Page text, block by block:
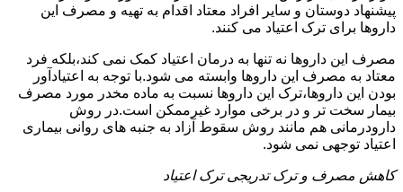
پیشنهاد دوستان و سایر افراد معتاد اقدام به تهیه و مصرف این
داروها برای ترک اعتیاد می کنند.
مصرف این داروها نه تنها به درمان اعتیاد کمک نمی کند،بلکه فرد
معتاد به مصرف این داروها وابسته می شود.با توجه به اعتیادآور
بودن این داروها،ترک این داروها نسبت به ماده مخدر مورد مصرف
بیمار سخت تر و در برخی موارد غیرممکن است.در روش
دارودرمانی هم مانند روش سقوط آزاد به جنبه های روانی بیماری
اعتیاد توجهی نمی شود.
کاهش مصرف و ترک تدریجی ترک اعتیاد